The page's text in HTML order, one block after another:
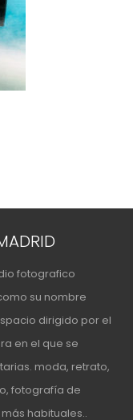
fotografico
su nombre
dirigido por el
en el que se
moda, retrato,
fotografía de
habituales..